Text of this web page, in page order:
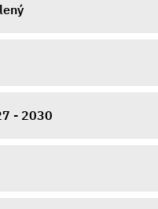
- 2030